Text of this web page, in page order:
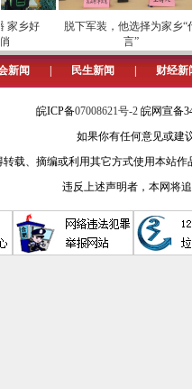
扬伟大建党精神作出应有贡献。
图为党员们在方运炽烈士事迹陈
乡好
脱下军装，他选择为家乡“代
言”
新闻 民生新闻 财经新
皖ICP备07008621号-2 皖网宣备
如果你有任何意见或建
载、摘编或利用其它方式使用本站
违反上述声明者，本网将